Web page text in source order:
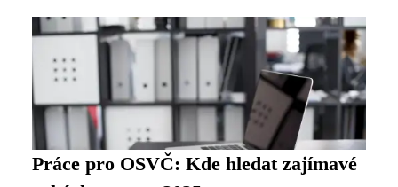
Práce pro OSVČ: Kde hledat zajímavé